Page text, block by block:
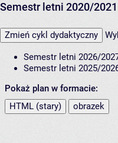
Semestr letni 2020/2021
Zmień cykl dydaktyczny
Semestr letni 2026/
Semestr letni 2025/
Pokaż plan w formacie:
HTML (stary)
obrazek